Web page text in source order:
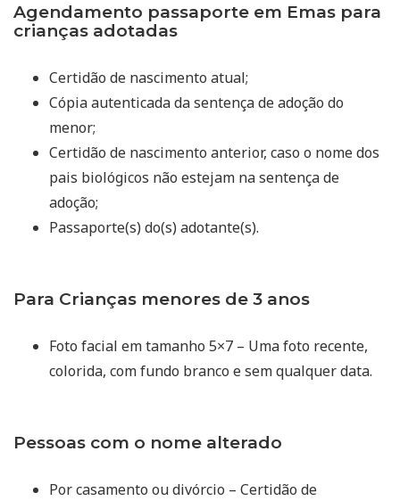
Agendamento passaporte em Emas para
crianças adotadas
Certidão de nascimento atual;
Cópia autenticada da sentença de adoção do
menor;
Certidão de nascimento anterior, caso o nome dos
pais biológicos não estejam na sentença de
adoção;
Passaporte(s) do(s) adotante(s).
Para Crianças menores de 3 anos
Foto facial em tamanho 5×7 – Uma foto recente,
colorida, com fundo branco e sem qualquer data.
Pessoas com o nome alterado
Por casamento ou divórcio – Certidão de